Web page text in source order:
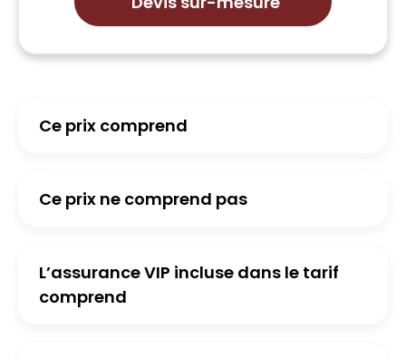
Ce prix comprend
Ce prix ne comprend pas
L’assurance VIP incluse dans le tarif
comprend